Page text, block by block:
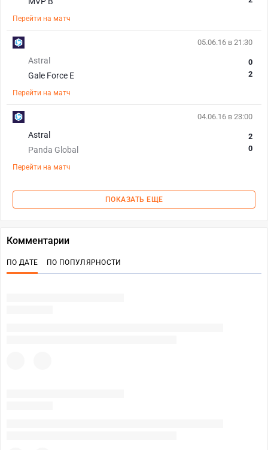
Перейти на матч
05.06.16 в 21:30
Astral
Gale Force E
0
2
Перейти на матч
04.06.16 в 23:00
Astral
Panda Global
2
0
Перейти на матч
ПОКАЗАТЬ ЕЩЕ
Комментарии
ПО ДАТЕ ПО ПОПУЛЯРНОСТИ